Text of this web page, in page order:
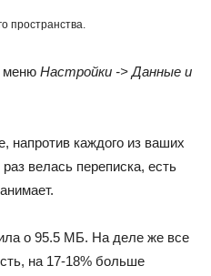
пространства.
меню Настройки -> Данные и
напротив каждого из ваших
велась переписка, есть
о 95.5 МБ. На деле же все
на 17-18% больше